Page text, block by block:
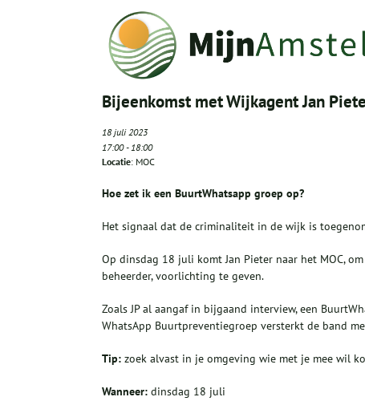
Bijeenkomst met Wijkagent Jan
18 juli 2023
17:00-18:00
Locatie: MOC
Hoe zet ik een BuurtWhatsapp groep op?
Het signaal dat de criminaliteit in de wijk is
Op dinsdag 18 juli komt Jan Pieter naar het MOC,
beheerder, voorlichting te geven.
Zoals JP al aangaf in bijgaand interview, een
WhatsApp Buurtpreventiegroep versterkt de band
Tip: zoek alvast in je omgeving wie met je mee wil
Wanneer: dinsdag 18 juli